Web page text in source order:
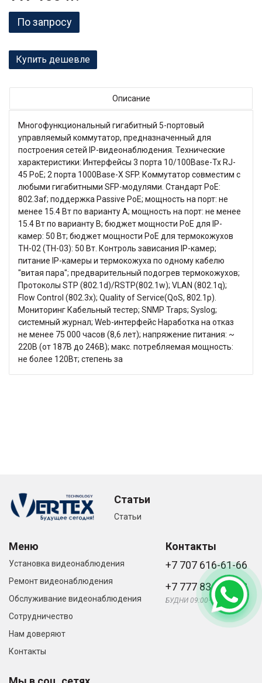
По запросу
Купить дешевле
Описание
Многофункциональный гигабитный 5-портовый
управляемый коммутатор, предназначенный для
построения сетей IP-видеонаблюдения. Технические
характеристики: Интерфейсы 3 порта 10/100Base-Tx RJ-
45 PoE; 2 порта 1000Base-X SFP. Коммутатор совместим с
любыми гигабитными SFP-модулями. Стандарт PoE:
802.3af; поддержка Passive PoE; мощность на порт: не
менее 15.4 Вт по варианту А; мощность на порт: не менее
15.4 Вт по варианту B; бюджет мощности PoE для IP-
камер: 50 Вт; бюджет мощности PoE для термокожухов
ТН-02 (ТН-03): 50 Вт. Контроль зависания IP-камер;
питание IP-камеры и термокожуха по одному кабелю
"витая пара"; предварительный подогрев термокожухов;
Протоколы STP (802.1d)/RSTP(802.1w); VLAN (802.1q);
Flow Control (802.3x); Quality of Service(QoS, 802.1p).
Мониторинг Кабельный тестер; SNMP Traps; Syslog;
системный журнал; Web-интерфейс Наработка на отказ
не менее 75 000 часов (8,6 лет); напряжение питания: ~
220В (от 187В до 246В); макс. потребляемая мощность:
не более 120Вт; степень за
Статьи
Статьи
Меню
Установка видеонаблюдения
Ремонт видеонаблюдения
Обслуживание видеонаблюдения
Сотрудничество
Нам доверяют
Контакты
Контакты
+7 707 616-61-66
+7 777 836-66-33
БУДНИ 09:00—21:00